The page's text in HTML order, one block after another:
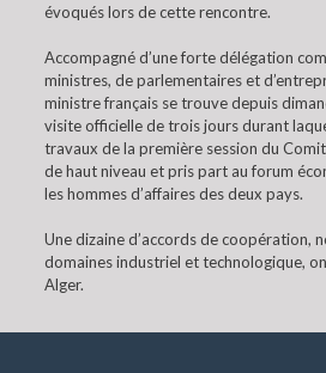
évoqués lors de cette rencontre.
Accompagné d’une forte délégation
ministres, de parlementaires et
ministre français se trouve depuis
visite officielle de trois jours durant
travaux de la première session du
de haut niveau et pris part au forum
les hommes d’affaires des deux pays.
Une dizaine d’accords de coopération,
domaines industriel et technologique,
Alger.